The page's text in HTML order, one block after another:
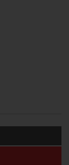
ai nevoie!